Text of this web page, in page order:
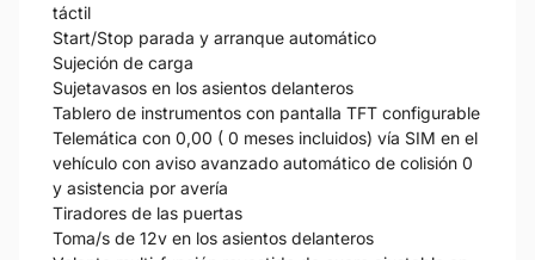
táctil
Start/Stop parada y arranque automático
Sujeción de carga
Sujetavasos en los asientos delanteros
Tablero de instrumentos con pantalla TFT configurable
Telemática con 0,00 ( 0 meses incluidos) vía SIM en el
vehículo con aviso avanzado automático de colisión 0
y asistencia por avería
Tiradores de las puertas
Toma/s de 12v en los asientos delanteros